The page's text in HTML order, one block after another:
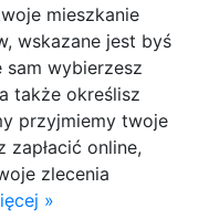
mieszkanie
wskazane jest byś
sam wybierzesz
także określisz
przyjmiemy twoje
zapłacić online,
zlecenia
»